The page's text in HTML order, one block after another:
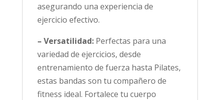
asegurando una experiencia de
ejercicio efectivo.
– Versatilidad:Perfectas para una
variedad de ejercicios, desde
entrenamiento de fuerza hasta Pilates,
estas bandas son tu compañero de
fitness ideal. Fortalece tu cuerpo